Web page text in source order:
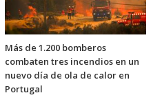
Más de 1.200 bomberos
combaten tres incendios en un
nuevo día de ola de calor en
Portugal